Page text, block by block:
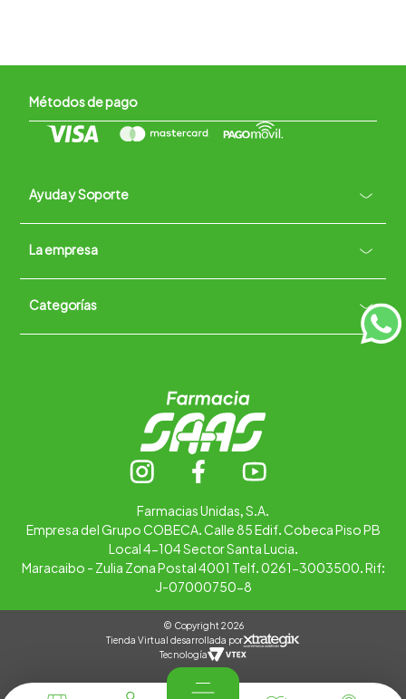
Métodos de pago
Ayuda y Soporte +
Contacto vía WhatsApp
Términos y condiciones
La empresa +
Quiénes somos
Trabaja con nosotros
Categorías +
Farmacias Unidas, S.A.
Empresa del Grupo COBECA. Calle 85 Edif. Cobeca Piso PB
Local 4-104 Sector Santa Lucia.
Maracaibo - Zulia Zona Postal 4001 Telf. 0261-3003500. Rif:
J-07000750-8
© Copyright 2026
Tienda Virtual desarrollada por
Tecnología